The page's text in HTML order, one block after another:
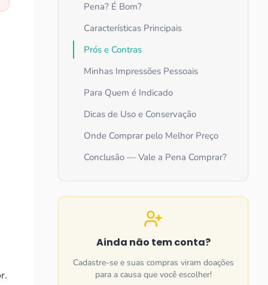
Pena? É Bom?
Características Principais
Prós e Contras
Minhas Impressões Pessoais
Para Quem é Indicado
Dicas de Uso e Conservação
Onde Comprar pelo Melhor Preço
Conclusão — Vale a Pena Comprar?
Ainda não tem conta?
Cadastre-se e suas compras viram doações
para a causa que você escolher!